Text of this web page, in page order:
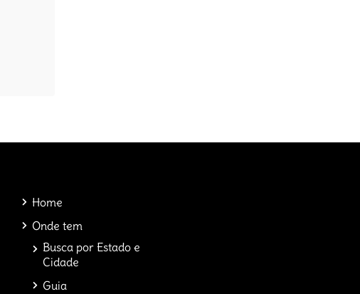
Home
Onde tem
Busca por Estado e
Cidade
Guia